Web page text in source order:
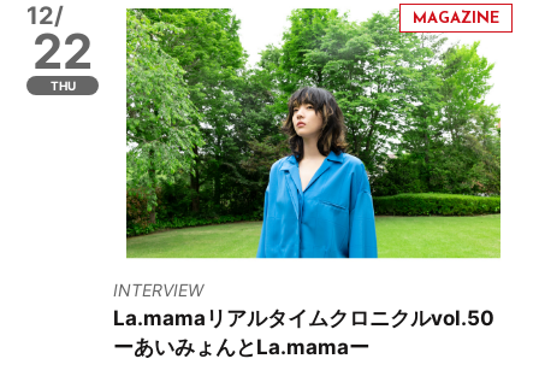
12/
22
THU
INTERVIEW
La.mamaリアルタイムクロニクルvol.50
ーあいみょんとLa.mamaー